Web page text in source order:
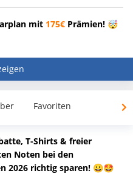
mit 175€ Prämien! 🤯
Favoriten
T-Shirts & freier
Noten bei den
2026 richtig sparen! 😀🤩